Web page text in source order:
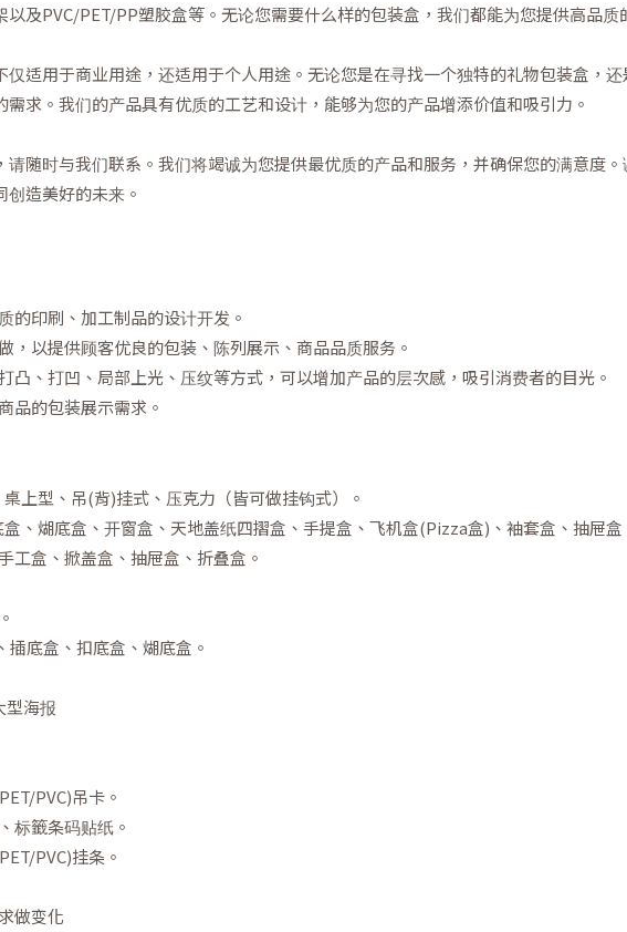
及PVC/PET/PP塑胶盒等。无论您需要什么样的包装盒，我们都能为您提供高品质
适用于商业用途，还适用于个人用途。无论您是在寻找一个独特的礼物包装盒，
求。我们的产品具有优质的工艺和设计，能够为您的产品增添价值和吸引力。
随时与我们联系。我们将竭诚为您提供最优质的产品和服务，并确保您的满意度
造美好的未来。
的印刷、加工制品的设计开发。
，以提供顾客优良的包装、陈列展示、商品品质服务。
凸、打凹、局部上光、压纹等方式，可以增加产品的层次感，吸引消费者的目光。
品的包装展示需求。
上型、吊(背)挂式、压克力（皆可做挂钩式）。
、煳底盒、开窗盒、天地盖纸四摺盒、手提盒、飞机盒(Pizza盒)、袖套盒、抽屉盒
工盒、掀盖盒、抽屉盒、折叠盒。
插底盒、扣底盒、煳底盒。
海报
PVC)吊卡。
标籤条码贴纸。
PVC)挂条。
做变化